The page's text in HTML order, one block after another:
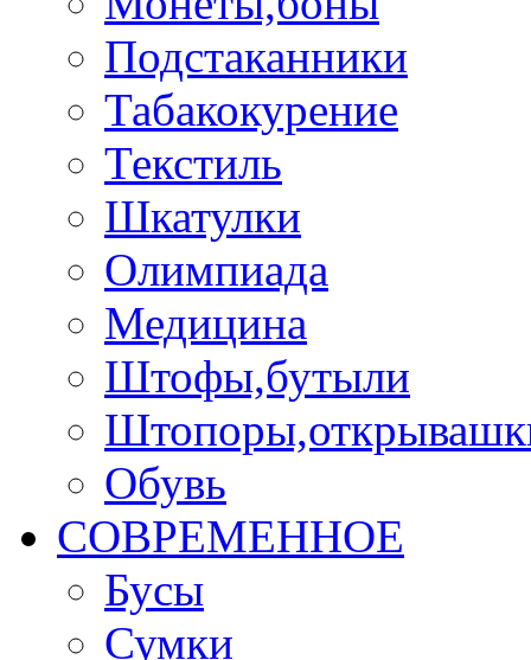
Подстаканники
Табакокурение
Текстиль
Шкатулки
Олимпиада
Медицина
Штофы,бутыли
Обувь
СОВРЕМЕННОЕ
Бусы
Сумки